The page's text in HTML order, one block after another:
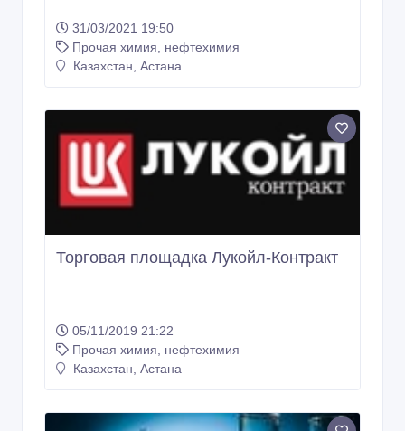
31/03/2021 19:50
Прочая химия, нефтехимия
Казахстан, Астана
Торговая площадка Лукойл-Контракт
05/11/2019 21:22
Прочая химия, нефтехимия
Казахстан, Астана